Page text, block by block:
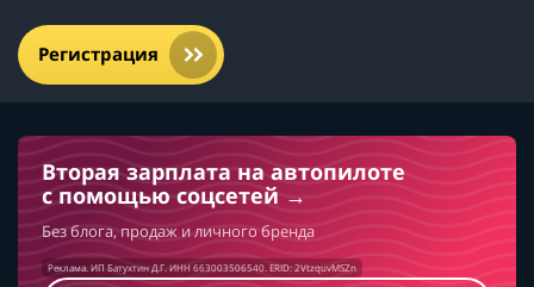
Регистрация
Вторая зарплата на автопилоте
с помощью соцсетей
Без блога, продаж и личного бренда
Реклама. ИП Батухтин Д.Г. ИНН 663003506540. ERID: 2VtzquvMSZn